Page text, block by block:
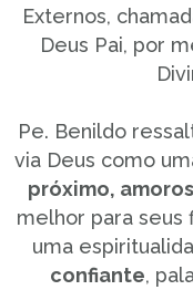
Externos,
Deus Pai, por
Pe. Benildo
via Deus como
próximo,
melhor para seus
uma
confiante,